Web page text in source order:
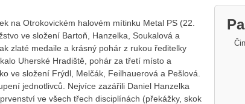
na Otrokovickém halovém mítinku Metal PS (22.
ve složení Bartoň, Hanzelka, Soukalová a
zlaté medaile a krásný pohár z rukou ředitelky
Uherské Hradiště, pohár za třetí místo a
ve složení Frýdl, Melčák, Feilhauerová a Pešlová.
jednotlivců. Nejvíce zazářili Daniel Hanzelka
ve všech třech disciplínách (překážky, skok